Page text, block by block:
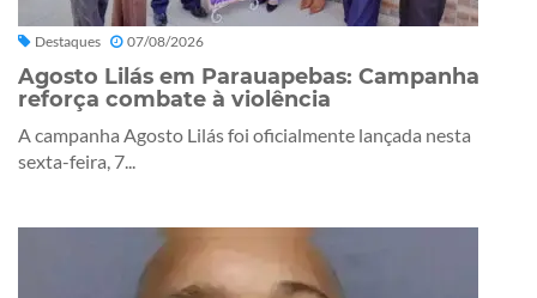
Destaques 07/08/2026
Agosto Lilás em Parauapebas: Campanha
reforça combate à violência
A campanha Agosto Lilás foi oficialmente lançada nesta
sexta-feira, 7...